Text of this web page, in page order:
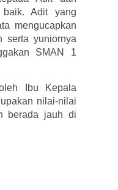
baik. Adit yang
mengucapkan
serta yuniornya
SMAN 1
Ibu Kepala
nilai-nilai
berada jauh di